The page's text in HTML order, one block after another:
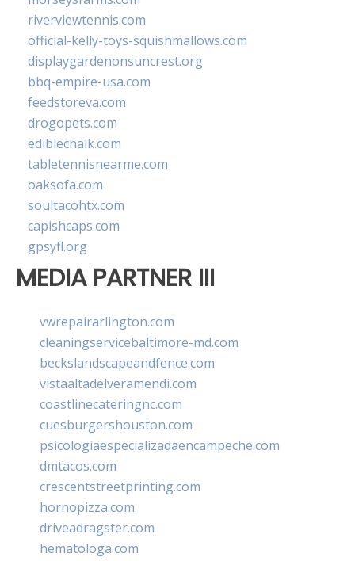
riverviewtennis.com
official-kelly-toys-squishmallows.com
displaygardenonsuncrest.org
bbq-empire-usa.com
feedstoreva.com
drogopets.com
ediblechalk.com
tabletennisnearme.com
oaksofa.com
soultacohtx.com
capishcaps.com
gpsyfl.org
MEDIA PARTNER III
vwrepairarlington.com
cleaningservicebaltimore-md.com
beckslandscapeandfence.com
vistaaltadelveramendi.com
coastlinecateringnc.com
cuesburgershouston.com
psicologiaespecializadaencampeche.com
dmtacos.com
crescentstreetprinting.com
hornopizza.com
driveadragster.com
hematologa.com